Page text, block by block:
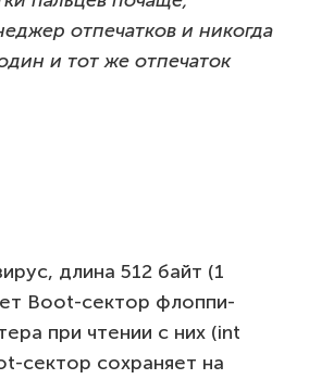
отпечатков и никогда
и тот же отпечаток
длина 512 байт (1
Boot-сектор флоппи-
при чтении с них (int
сектор сохраняет на